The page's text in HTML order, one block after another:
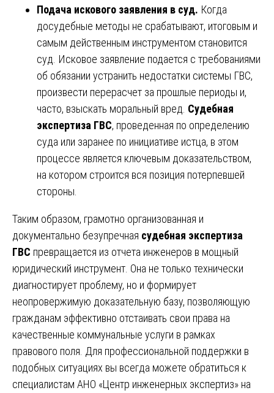
Подача искового заявления в суд. Когда
досудебные методы не срабатывают, итоговым и
самым действенным инструментом становится
суд. Исковое заявление подается с требованиями
об обязании устранить недостатки системы ГВС,
произвести перерасчет за прошлые периоды и,
часто, взыскать моральный вред. Судебная
экспертиза ГВС, проведенная по определению
суда или заранее по инициативе истца, в этом
процессе является ключевым доказательством,
на котором строится вся позиция потерпевшей
стороны.
Таким образом, грамотно организованная и
документально безупречная судебная экспертиза
ГВС превращается из отчета инженеров в мощный
юридический инструмент. Она не только технически
диагностирует проблему, но и формирует
неопровержимую доказательную базу, позволяющую
гражданам эффективно отстаивать свои права на
качественные коммунальные услуги в рамках
правового поля. Для профессиональной поддержки в
подобных ситуациях вы всегда можете обратиться к
специалистам АНО «Центр инженерных экспертиз» на